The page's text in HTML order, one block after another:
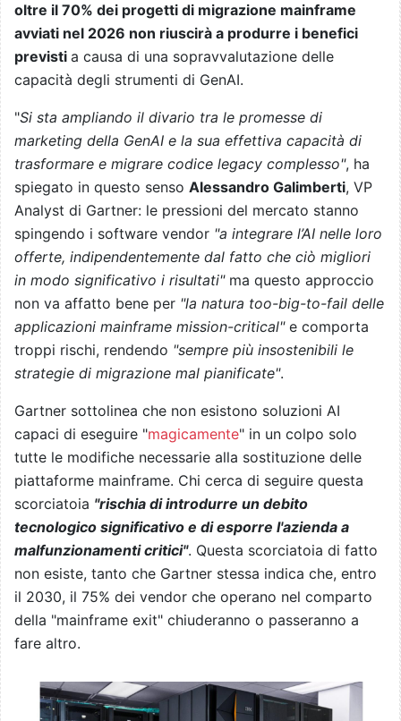
oltre il 70% dei progetti di migrazione mainframe
avviati nel 2026 non riuscirà a produrre i benefici
previsti a causa di una sopravvalutazione delle
capacità degli strumenti di GenAI.
"Si sta ampliando il divario tra le promesse di
marketing della GenAI e la sua effettiva capacità di
trasformare e migrare codice legacy complesso", ha
spiegato in questo senso Alessandro Galimberti, VP
Analyst di Gartner: le pressioni del mercato stanno
spingendo i software vendor "a integrare l’AI nelle loro
offerte, indipendentemente dal fatto che ciò migliori
in modo significativo i risultati" ma questo approccio
non va affatto bene per "la natura too-big-to-fail delle
applicazioni mainframe mission-critical"e comporta
troppi rischi, rendendo "sempre più insostenibili le
strategie di migrazione mal pianificate".
Gartner sottolinea che non esistono soluzioni AI
capaci di eseguire "magicamente" in un colpo solo
tutte le modifiche necessarie alla sostituzione delle
piattaforme mainframe. Chi cerca di seguire questa
scorciatoia "rischia di introdurre un debito
tecnologico significativo e di esporre l'azienda a
malfunzionamenti critici". Questa scorciatoia di fatto
non esiste, tanto che Gartner stessa indica che, entro
il 2030, il 75% dei vendor che operano nel comparto
della "mainframe exit" chiuderanno o passeranno a
fare altro.